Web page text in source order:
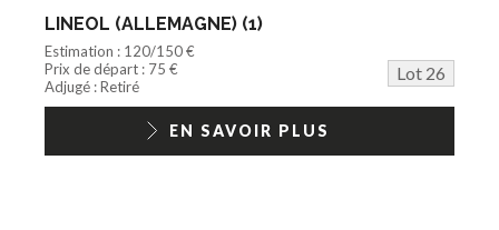
LINEOL (ALLEMAGNE) (1)
Estimation : 120/150 €
Prix de départ : 75 €
Lot 26
Adjugé : Retiré
EN SAVOIR PLUS